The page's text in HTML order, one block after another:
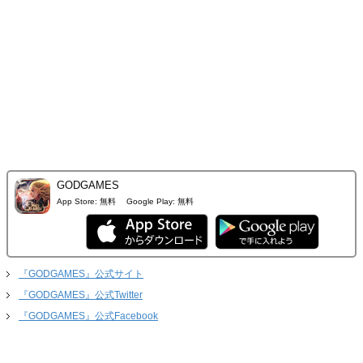
GODGAMES
App Store: 無料 Google Play: 無料
『GODGAMES』公式サイト
『GODGAMES』公式Twitter
『GODGAMES』公式Facebook